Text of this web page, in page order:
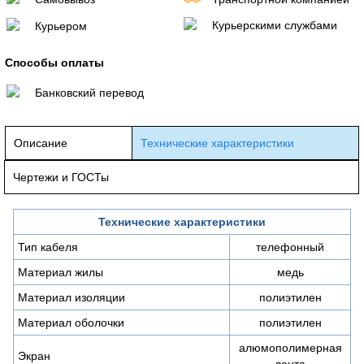
Курьером
Курьерскими службами
Способы оплаты
Банковский перевод
Описание Технические характеристики
Чертежи и ГОСТы
Технические характеристики
Тип кабеля
телефонный
Материал жилы
медь
Материал изоляции
полиэтилен
Материал оболочки
полиэтилен
Экран
алюмополимерная